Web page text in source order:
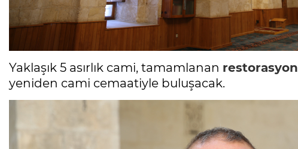
Yaklaşık 5 asırlık cami, tamamlanan restorasyon
yeniden cami cemaatiyle buluşacak.